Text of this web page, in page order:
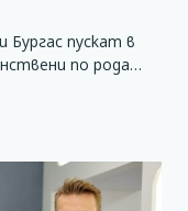
пускат в
по рода…